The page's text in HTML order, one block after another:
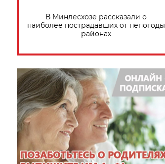
В Минлесхозе рассказали о
наиболее пострадавших от непогоды
районах